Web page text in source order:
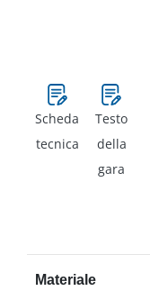
Scheda
tecnica
Testo
della
gara
Materiale